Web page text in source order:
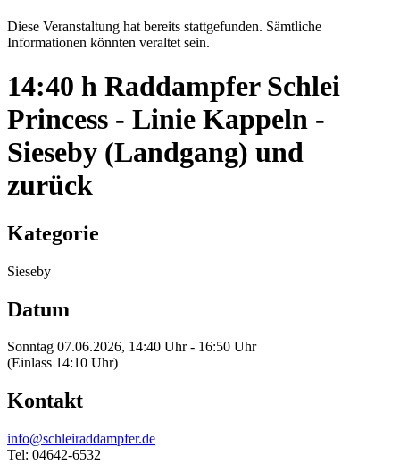
Diese Veranstaltung hat bereits stattgefunden. Sämtliche
Informationen könnten veraltet sein.
14:40 h Raddampfer Schlei
Princess - Linie Kappeln -
Sieseby (Landgang) und
zurück
Kategorie
Sieseby
Datum
Sonntag 07.06.2026, 14:40 Uhr - 16:50 Uhr
(Einlass 14:10 Uhr)
Kontakt
info@schleiraddampfer.de
Tel: 04642-6532